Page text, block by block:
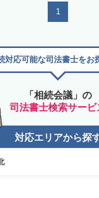
1
「相続会議」の
司法書士検索サービ
対応可能な司法書士をお
対応エリアから探